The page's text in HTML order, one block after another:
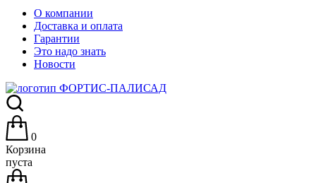
О компании
Доставка и оплата
Гарантии
Это надо знать
Новости
0
Корзина
пуста